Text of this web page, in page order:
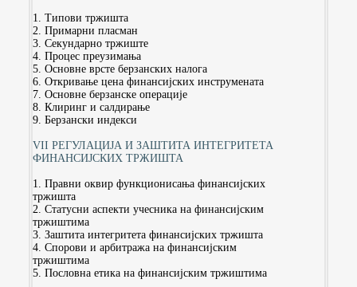
1. Типови тржишта
2. Примарни пласман
3. Секундарно тржиште
4. Процес преузимања
5. Основне врсте берзанских налога
6. Откривање цена финансијских инструмената
7. Основне берзанске операције
8. Клиринг и салдирање
9. Берзански индекси
VII РЕГУЛАЦИЈА И ЗАШТИТА ИНТЕГРИТЕТА
ФИНАНСИЈСКИХ ТРЖИШТА
1. Правни оквир функционисања финансијских
тржишта
2. Статусни аспекти учесника на финансијским
тржиштима
3. Заштита интегритета финансијских тржишта
4. Спорови и арбитража на финансијским
тржиштима
5. Пословна етика на финансијским тржиштима